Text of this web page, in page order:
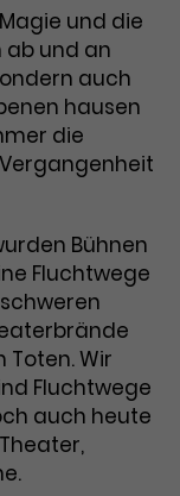
einmal
ist,
um
und
Anzeige
und
und die
ab und an
auch
hausen
die
Bühnen
Fluchtwege
Wir
Fluchtwege
auch heute